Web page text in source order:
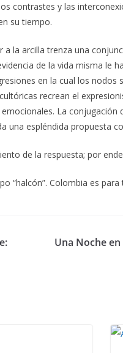
contrastes y las
su tiempo.
la arcilla trenza una
de la vida misma le
en la cual los nodos
recrean el
La conjugación
una espléndida propuesta
de la respuesta; por
“halcón”. Colombia es para
Una Noche en